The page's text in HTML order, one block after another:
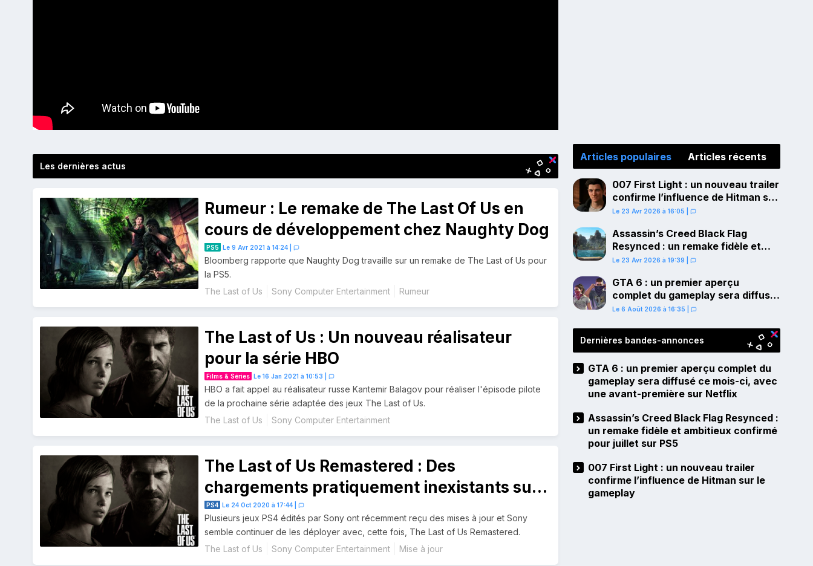
Les dernières actus
Rumeur : Le remake de The Last Of Us en
cours de développement chez Naughty Dog
PS5 Le 9 Avr 2021 à 14:24
Bloomberg rapporte que Naughty Dog travaille sur un remake de The Last of Us pour
la PS5.
The Last of Us
Sony Computer Entertainment Rumeur
The Last of Us : Un nouveau réalisateur
pour la série HBO
Films & Séries Le 16 Jan 2021 à 10:53
HBO a fait appel au réalisateur russe Kantemir Balagov pour réaliser l'épisode pilote
de la prochaine série adaptée des jeux The Last of Us.
The Last of Us
Sony Computer Entertainment
The Last of Us Remastered : Des
chargements pratiquement inexistants sur
PS4 avec la mise à jour 1.11
PS4 Le 24 Oct 2020 à 17:44
Plusieurs jeux PS4 édités par Sony ont récemment reçu des mises à jour et Sony
semble continuer de les déployer avec, cette fois, The Last of Us Remastered.
The Last of Us
Sony Computer Entertainment Mise à jour
Articles populaires Articles récents
007 First Light : un nouveau trailer
confirme l’influence de Hitman sur
le gameplay
Le 23 Avr 2026 à 16:05
Assassin’s Creed Black Flag
Resynced : un remake fidèle et
ambitieux confirmé pour juillet sur
Le 23 Avr 2026 à 19:39
GTA 6 : un premier aperçu
complet du gameplay sera diffusé
ce mois-ci, avec une avant-
Le 6 Août 2026 à 16:35
Dernières bandes-annonces
GTA 6 : un premier aperçu complet du
gameplay sera diffusé ce mois-ci, avec
une avant-première sur Netflix
Assassin’s Creed Black Flag Resynced :
un remake fidèle et ambitieux confirmé
pour juillet sur PS5
007 First Light : un nouveau trailer
confirme l’influence de Hitman sur le
gameplay